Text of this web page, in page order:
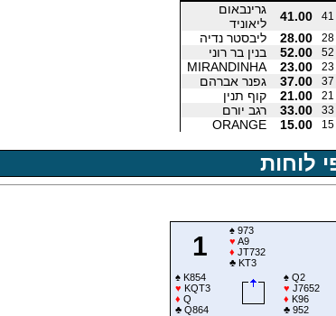
41
41.00
גרינבאום
ליאוניד
28
28.00
ליבסטר נדיה
52
52.00
בנין בר רוני
23
23.00
MIRANDINHA
37
37.00
גפנר אברהם
21
21.00
קוף תנין
33
33.00
רגב יורם
15
15.00
ORANGE
לוחות
1
♠973
♥ A9
♦ JT732
♣KT3
♠K854
♥ KQT3
♦ Q
♣Q864
♠Q2
♥ J7652
♦ K96
♣952